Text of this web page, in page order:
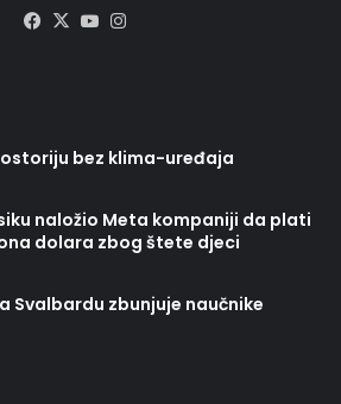
Facebook
X YouTube
bez klima-uređaja
naložio Meta kompaniji da plati
dolara zbog štete djeci
Svalbardu zbunjuje naučnike